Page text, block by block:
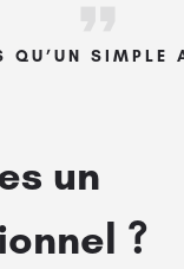
QU’UN SIMPLE
un
?